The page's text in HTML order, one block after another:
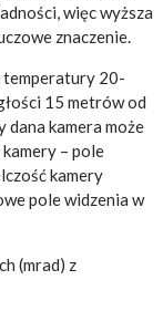
więc wyższa
znaczenie.
temperatury 20-
15 metrów od
dana kamera może
– pole
kamery
pole widzenia w
(mrad) z